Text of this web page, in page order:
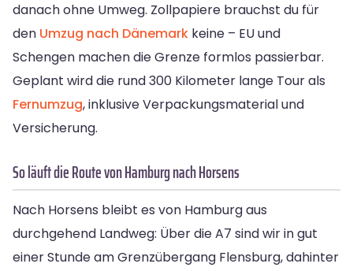
danach ohne Umweg. Zollpapiere brauchst du für
den Umzug nach Dänemark keine – EU und
Schengen machen die Grenze formlos passierbar.
Geplant wird die rund 300 Kilometer lange Tour als
Fernumzug, inklusive Verpackungsmaterial und
Versicherung.
So läuft die Route von Hamburg nach Horsens
Nach Horsens bleibt es von Hamburg aus
durchgehend Landweg: Über die A7 sind wir in gut
einer Stunde am Grenzübergang Flensburg, dahinter